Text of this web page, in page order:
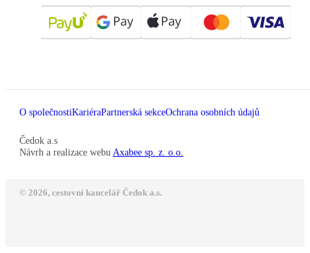
O společnostiKariéraPartnerská sekceOchrana osobních údajů
Čedok a.s
Návrh a realizace webu Axabee sp. z. o.o.
© 2026, cestovní kancelář Čedok a.s.